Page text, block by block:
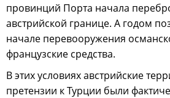
провинций Порта начала
австрийской границе. А годом
начале перевооружения
французские средства.
В этих условиях австрийские
претензии к Турции были